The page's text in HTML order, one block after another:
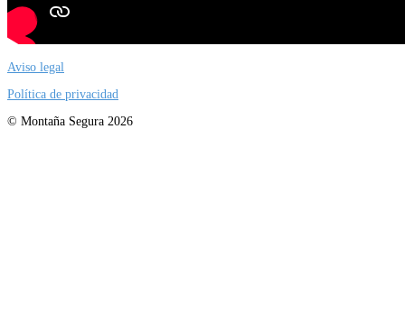
Aviso legal
Política de privacidad
© Montaña Segura 2026